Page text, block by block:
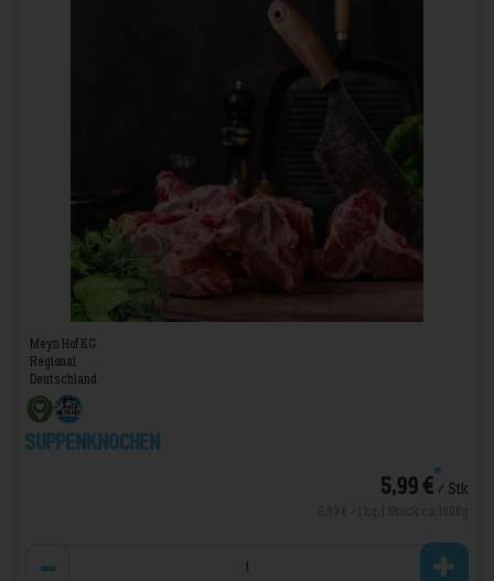
Meyn Hof KG
Regional
Deutschland
Suppenknochen
5,99 €*/ Stk